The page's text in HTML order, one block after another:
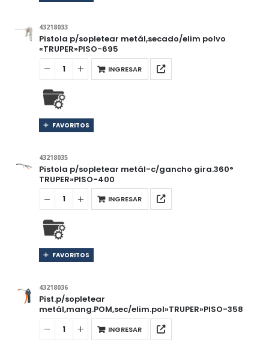
43218033
Pistola p/sopletear metál,secado/elim polvo
«TRUPER»PISO-695
INGRESAR
FAVORITOS
43218035
Pistola p/sopletear metál-c/gancho gira.360°
TRUPER»PISO-400
INGRESAR
FAVORITOS
43218036
Pist.p/sopletear
metál,mang.POM,sec/elim.pol»TRUPER»PISO-358
INGRESAR